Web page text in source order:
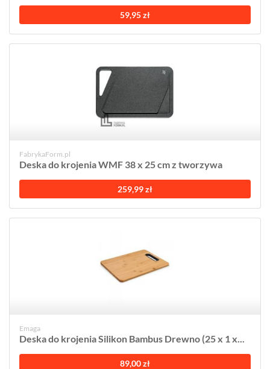
59,95 zł
FabrykaForm.pl
Deska do krojenia WMF 38 x 25 cm z tworzywa
259,99 zł
Emaga
Deska do krojenia Silikon Bambus Drewno (25 x 1 x...
89,00 zł